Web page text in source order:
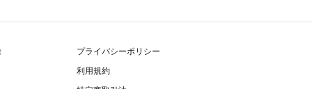
プライバシーポリシー
利用規約